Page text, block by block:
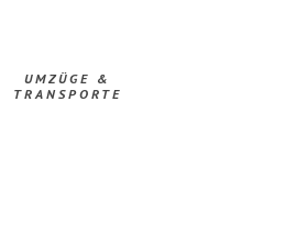
UMZÜGE &
TRANSPORTE